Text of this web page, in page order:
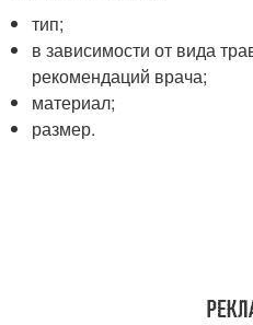
тип;
в зависимости от вида
рекомендаций врача;
материал;
размер.